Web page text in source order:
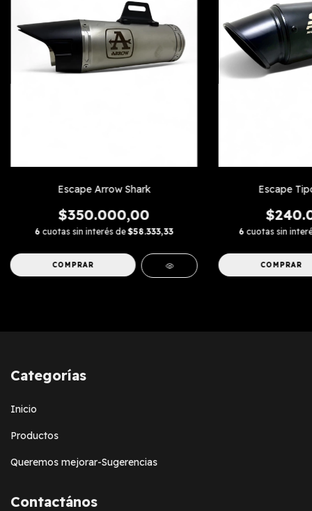
Escape Arrow Shark
$350.000,00
6 cuotas sin interés de$58.333,33
COMPRAR
Escape
6 cuotas sin
COMPRAR
Categorías
Inicio
Productos
Queremos mejorar-Sugerencias
Contactános